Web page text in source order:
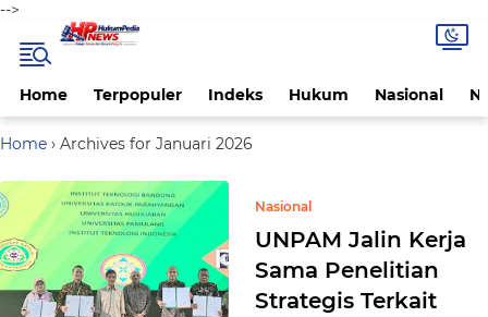
-->
Home Terpopuler Indeks Hukum Nasional
Home › Archives for Januari 2026
Nasional
UNPAM Jalin Kerja
Sama Penelitian
Strategis Terkait